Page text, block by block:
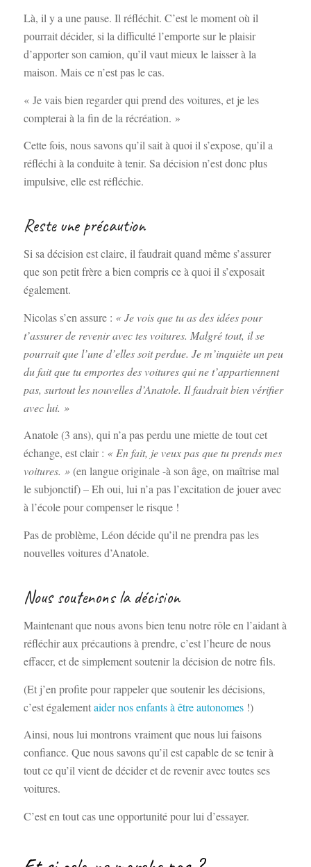
Là, il y a une pause. Il réfléchit. C’est le moment où il
pourrait décider, si la difficulté l’emporte sur le plaisir
d’apporter son camion, qu’il vaut mieux le laisser à la
maison. Mais ce n’est pas le cas.
« Je vais bien regarder qui prend des voitures, et je les
compterai à la fin de la récréation. »
Cette fois, nous savons qu’il sait à quoi il s’expose, qu’il a
réfléchi à la conduite à tenir. Sa décision n’est donc plus
impulsive, elle est réfléchie.
Reste une précaution
Si sa décision est claire, il faudrait quand même s’assurer
que son petit frère a bien compris ce à quoi il s’exposait
également.
Nicolas s’en assure : « Je vois que tu as des idées pour
t’assurer de revenir avec tes voitures. Malgré tout, il se
pourrait que l’une d’elles soit perdue. Je m’inquiète un peu
du fait que tu emportes des voitures qui ne t’appartiennent
pas, surtout les nouvelles d’Anatole. Il faudrait bien vérifier
avec lui. »
Anatole (3 ans), qui n’a pas perdu une miette de tout cet
échange, est clair : « En fait, je veux pas que tu prends mes
voitures. »(en langue originale -à son âge, on maîtrise mal
le subjonctif) – Eh oui, lui n’a pas l’excitation de jouer avec
à l’école pour compenser le risque !
Pas de problème, Léon décide qu’il ne prendra pas les
nouvelles voitures d’Anatole.
Nous soutenons la décision
Maintenant que nous avons bien tenu notre rôle en l’aidant à
réfléchir aux précautions à prendre, c’est l’heure de nous
effacer, et de simplement soutenir la décision de notre fils.
(Et j’en profite pour rappeler que soutenir les décisions,
c’est égalementaider nos enfants à être autonomes!)
Ainsi, nous lui montrons vraiment que nous lui faisons
confiance. Que nous savons qu’il est capable de se tenir à
tout ce qu’il vient de décider et de revenir avec toutes ses
voitures.
C’est en tout cas une opportunité pour lui d’essayer.